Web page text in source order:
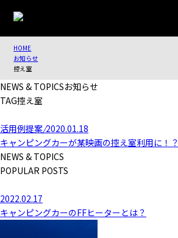
HOME
お知らせ
控え室
NEWS & TOPICSお知らせ
TAG控え室
活用例提案/2020.01.18
キャンピングカーが某映画の控え室利用に！？
NEWS & TOPICS
POPULAR POSTS
2022.02.17
キャンピングカーのFFヒーターとは？